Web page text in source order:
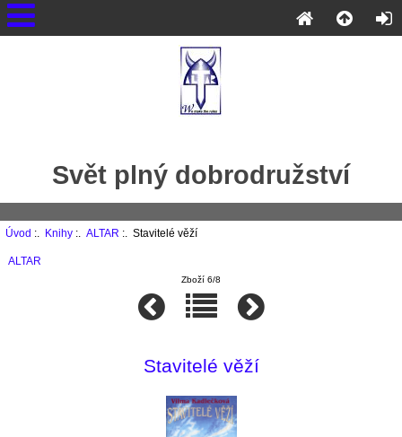
Svět plný dobrodružství
Úvod :. Knihy:. ALTAR :. Stavitelé věží
ALTAR
Zboží 6/8
Stavitelé věží